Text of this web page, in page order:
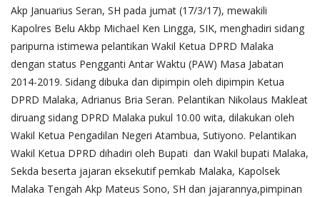
Akp Januarius Seran, SH pada jumat (17/3/17), mewakili
Kapolres Belu Akbp Michael Ken Lingga, SIK, menghadiri sidang
paripurna istimewa pelantikan Wakil Ketua DPRD Malaka
dengan status Pengganti Antar Waktu (PAW) Masa Jabatan
2014-2019. Sidang dibuka dan dipimpin oleh dipimpin Ketua
DPRD Malaka, Adrianus Bria Seran. Pelantikan Nikolaus Makleat
diruang sidang DPRD Malaka pukul 10.00 wita, dilakukan oleh
Wakil Ketua Pengadilan Negeri Atambua, Sutiyono. Pelantikan
Wakil Ketua DPRD dihadiri oleh Bupati dan Wakil bupati Malaka,
Sekda beserta jajaran eksekutif pemkab Malaka, Kapolsek
Malaka Tengah Akp Mateus Sono, SH dan jajarannya,pimpinan